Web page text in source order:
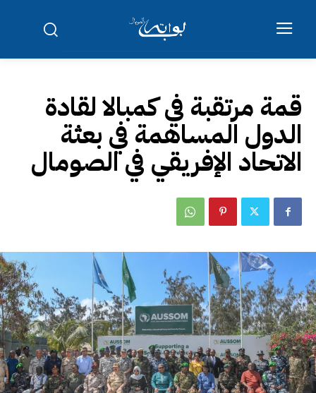
قمة مرتقبة في كمبالا لقادة
الدول المساهمة في بعثة
الاتحاد الإفريقي في الصومال